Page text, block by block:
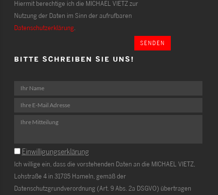
Hiermit berechtige ich die MICHAEL VIETZ zur
Nutzung der Daten im Sinn der aufrufbaren
Datenschutzerklärung.
SENDEN
BITTE SCHREIBEN SIE UNS!
Einwilligungserklärung
Ich willige ein, dass die vorstehenden Daten an die MICHAEL VIETZ,
Lohstraße 4 in 31785 Hameln, gemäß der
Datenschutzgrundverordnung (Art. 9 Abs. 2a DSGVO) übertragen